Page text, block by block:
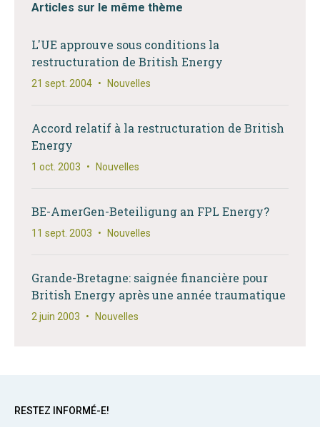
Articles sur le même thème
L'UE approuve sous conditions la
restructuration de British Energy
21 sept. 2004 • Nouvelles
Accord relatif à la restructuration de British
Energy
1 oct. 2003 • Nouvelles
BE-AmerGen-Beteiligung an FPL Energy?
11 sept. 2003 • Nouvelles
Grande-Bretagne: saignée financière pour
British Energy après une année traumatique
2 juin 2003 • Nouvelles
RESTEZ INFORMÉ-E!